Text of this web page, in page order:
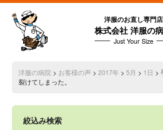
洋服のお直し専門店
株式会社 洋服の
Just Your Size
洋服の病院 > お客様の声> 2017年 > 5月 > 1日 >
裂けてしまった。
絞込み検索